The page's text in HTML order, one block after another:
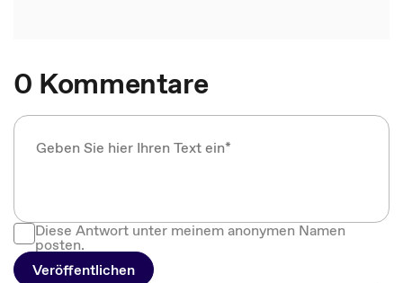
0 Kommentare
Diese Antwort unter meinem anonymen Namen
posten.
Veröffentlichen